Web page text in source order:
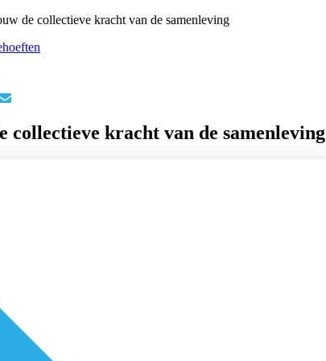
de collectieve kracht van de samenleving
collectieve kracht van de samenleving